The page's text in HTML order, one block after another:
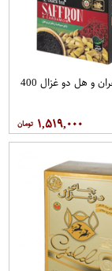
چای سیاه زعفران و هل دو غزال 400
۱,۵۱۹,۰۰۰